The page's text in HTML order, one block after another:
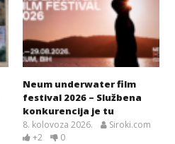
Neum underwater film
festival 2026 – Službena
konkurencija je tu
8. kolovoza 2026.
Siroki.com
+2
0